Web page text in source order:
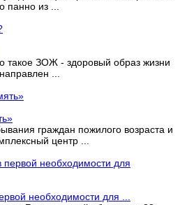
панно из ...
такое ЗОЖ - здоровый образ жизни
...
граждан пожилого возраста и
центр ...
необходимости для ...